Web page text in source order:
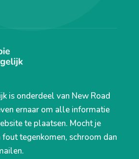
is onderdeel van New Road
ernaar om alle informatie
te plaatsen. Mocht je
tegenkomen, schroom dan